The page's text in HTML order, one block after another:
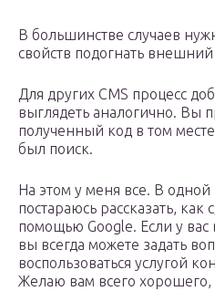
В большинстве случаев
свойств подогнать
Для других CMS процесс
выглядеть аналогично. Вы
полученный код в том
был поиск.
На этом у меня все. В
постараюсь рассказать, как
помощью Google. Если у
вы всегда можете задать
воспользоваться услугой
Желаю вам всего хорошего,